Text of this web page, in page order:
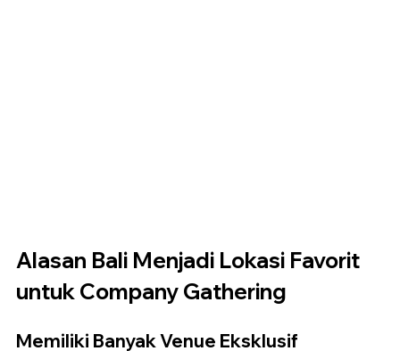
Alasan Bali Menjadi Lokasi Favorit
untuk Company Gathering
Memiliki Banyak Venue Eksklusif